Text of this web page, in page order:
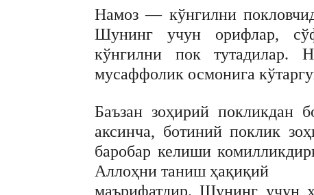
Намоз — кўнгилни
Шунинг учун орифлар,
кўнгилни пок тутадилар.
мусаффолик осмонига
Баъзан зоҳирий покликдан
аксинча, ботиний поклик
баробар келиши
Аллоҳни таниш ҳақиқий
маърифатдир. Шунинг учун